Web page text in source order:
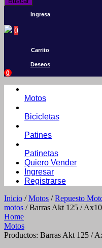
Ingresa
0
Carrito
Deseos
0
Motos
Bicicletas
Patines
Patinetas
Quiero Vender
Ingresar
Registrarse
Inicio /Motos /Repuesto
motos / Barras Akt 125 /
Home
Motos
Productos: Barras Akt 125 /